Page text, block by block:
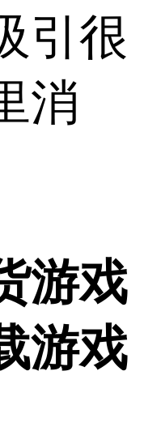
引很
消
游戏
游戏